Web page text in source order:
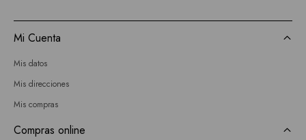
Mi Cuenta
Mis datos
Mis direcciones
Mis compras
Compras online